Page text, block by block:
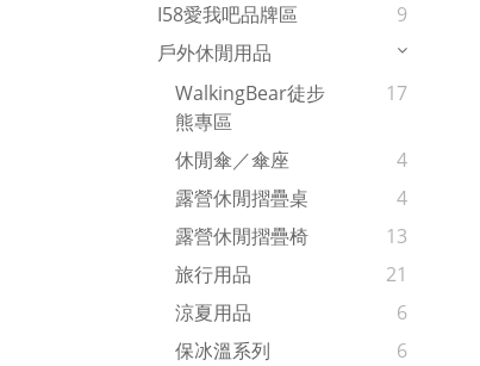
I58愛我吧品牌區
9
戶外休閒用品
WalkingBear徒步
熊專區
17
休閒傘／傘座
4
露營休閒摺疊桌
4
露營休閒摺疊椅
13
旅行用品
21
涼夏用品
6
保冰溫系列
6